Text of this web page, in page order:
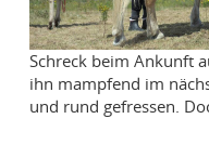
Schreck beim Ankunft
ihn mampfend im
und rund gefressen.